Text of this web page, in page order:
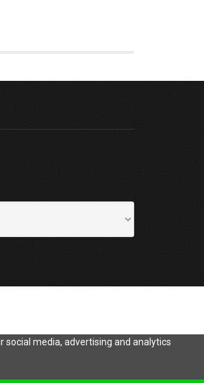
media, advertising and analytics